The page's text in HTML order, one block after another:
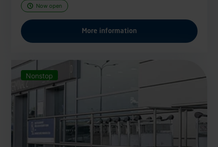
Now open
More information
Nonstop